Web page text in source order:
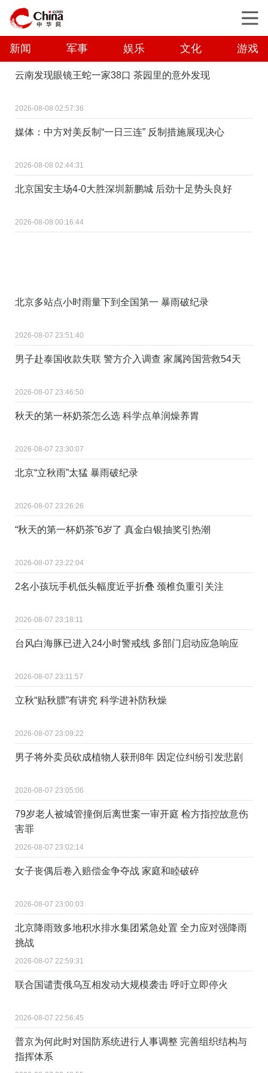
新闻 军事 娱乐 文化 游戏
云南发现眼镜王蛇一家38口 茶园里的意外发现
2026-08-08 02:57:36
媒体：中方对美反制“一日三连” 反制措施展现决心
2026-08-08 02:44:31
北京国安主场4-0大胜深圳新鹏城 后劲十足势头良好
2026-08-08 00:16:44
北京多站点小时雨量下到全国第一 暴雨破纪录
2026-08-07 23:51:40
男子赴泰国收款失联 警方介入调查 家属跨国营救54天
2026-08-07 23:46:50
秋天的第一杯奶茶怎么选 科学点单润燥养胃
2026-08-07 23:30:07
北京“立秋雨”太猛 暴雨破纪录
2026-08-07 23:26:26
“秋天的第一杯奶茶”6岁了 真金白银抽奖引热潮
2026-08-07 23:22:04
2名小孩玩手机低头幅度近乎折叠 颈椎负重引关注
2026-08-07 23:18:11
台风白海豚已进入24小时警戒线 多部门启动应急响应
2026-08-07 23:11:57
立秋“贴秋膘”有讲究 科学进补防秋燥
2026-08-07 23:09:22
男子将外卖员砍成植物人获刑8年 因定位纠纷引发悲剧
2026-08-07 23:05:06
79岁老人被城管撞倒后离世案一审开庭 检方指控故意伤
害罪
2026-08-07 23:02:14
女子丧偶后卷入赔偿金争夺战 家庭和睦破碎
2026-08-07 23:00:03
北京降雨致多地积水排水集团紧急处置 全力应对强降雨
挑战
2026-08-07 22:59:31
联合国谴责俄乌互相发动大规模袭击 呼吁立即停火
2026-08-07 22:56:45
普京为何此时对国防系统进行人事调整 完善组织结构与
指挥体系